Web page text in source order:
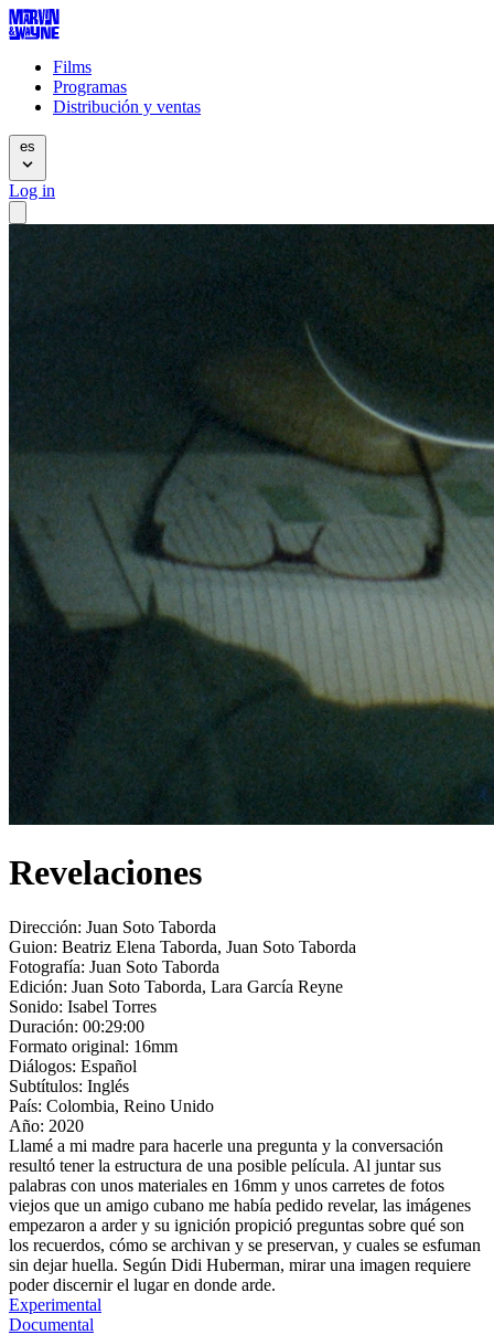
Films
Programas
Distribución y ventas
es
Log in
Revelaciones
Dirección: Juan Soto Taborda
Guion: Beatriz Elena Taborda, Juan Soto Taborda
Fotografía: Juan Soto Taborda
Edición: Juan Soto Taborda, Lara García Reyne
Sonido: Isabel Torres
Duración: 00:29:00
Formato original: 16mm
Diálogos: Español
Subtítulos: Inglés
País: Colombia, Reino Unido
Año: 2020
Llamé a mi madre para hacerle una pregunta y la conversación
resultó tener la estructura de una posible película. Al juntar sus
palabras con unos materiales en 16mm y unos carretes de fotos
viejos que un amigo cubano me había pedido revelar, las imágenes
empezaron a arder y su ignición propició preguntas sobre qué son
los recuerdos, cómo se archivan y se preservan, y cuales se esfuman
sin dejar huella. Según Didi Huberman, mirar una imagen requiere
poder discernir el lugar en donde arde.
Experimental
Documental